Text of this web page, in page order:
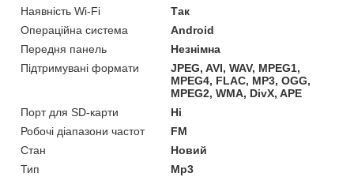
Наявність Wi-Fi
Так
Операційна система
Android
Передня панель
Незнімна
Підтримувані формати
JPEG, AVI, WAV, MPEG1,
MPEG4, FLAC, MP3, OGG,
MPEG2, WMA, DivX, APE
Порт для SD-карти
Ні
Робочі діапазони частот
FM
Стан
Новий
Тип
Mp3